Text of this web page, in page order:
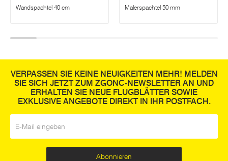
Wandspachtel 40 cm Malerspachtel 50 mm
VERPASSEN SIE KEINE NEUIGKEITEN MEHR! MELDEN
SIE SICH JETZT ZUM ZGONC-NEWSLETTER AN UND
ERHALTEN SIE NEUE FLUGBLÄTTER SOWIE
EXKLUSIVE ANGEBOTE DIREKT IN IHR POSTFACH.
Abonnieren